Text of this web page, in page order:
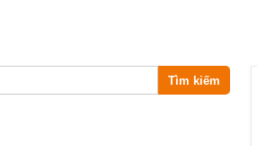
Tìm kiếm